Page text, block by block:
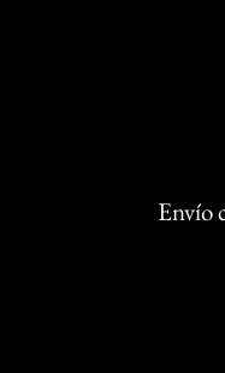
Envío